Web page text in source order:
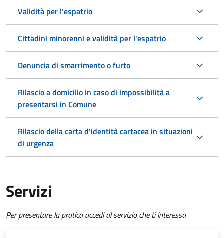
Validità per l'espatrio
Cittadini minorenni e validità per l'espatrio
Denuncia di smarrimento o furto
Rilascio a domicilio in caso di impossibilità a
presentarsi in Comune
Rilascio della carta d'identità cartacea in situazioni
di urgenza
Servizi
Per presentare la pratica accedi al servizio che ti interessa